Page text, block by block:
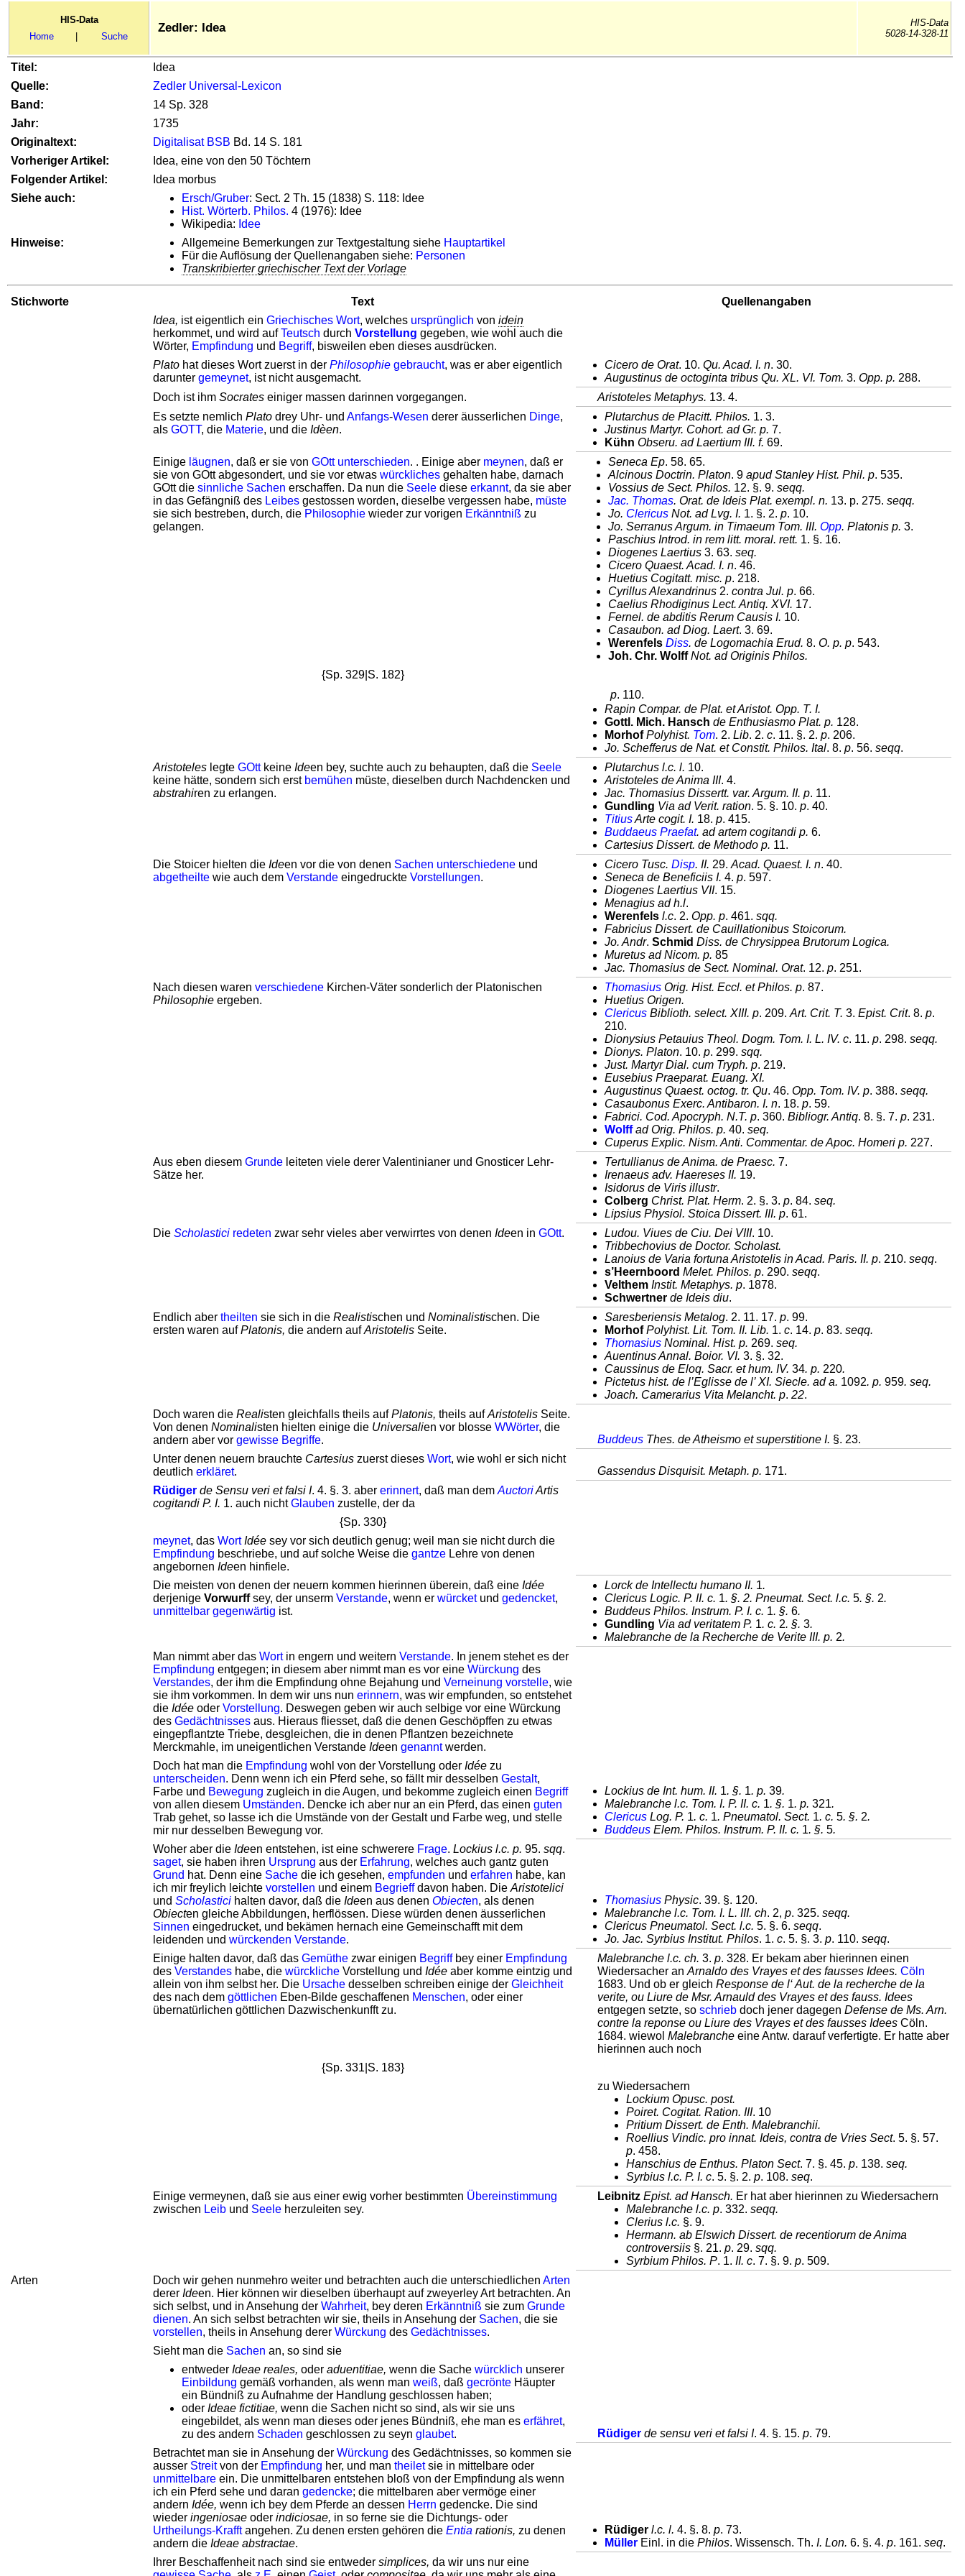
HIS-Data
Home
Suche
Zedler: Idea
HIS-Data
5028-14-328-11
Titel:
Idea
Quelle:
Zedler Universal-Lexicon
Band:
14 Sp. 328
Jahr:
1735
Originaltext:
Digitalisat BSB Bd. 14 S. 181
Vorheriger Artikel:
Idea, eine von den 50 Töchtern
Folgender Artikel:
Idea morbus
Siehe auch:
Ersch/Gruber: Sect. 2 Th. 15 (1838) S. 118: Idee
Hist. Wörterb. Philos. 4 (1976): Idee
Wikipedia: Idee
Hinweise:
Allgemeine Bemerkungen zur Textgestaltung siehe Hauptartikel
Für die Auflösung der Quellenangaben siehe: Personen
Transkribierter griechischer Text der Vorlage
Stichworte Text
Quellenangaben
Idea, ist eigentlich ein Griechisches Wort, welches ursprünglich von idein
herkommet, und wird aufTeutsch durch Vorstellung gegeben, wie wohl auch die
Wörter, Empfindung und Begriff, bisweilen eben dieses ausdrücken.
Plato hat dieses Wort zuerst in der Philosophie gebraucht, was er aber eigentlich
darunter gemeynet, ist nicht ausgemacht.
Cicero de Orat. 10. Qu. Acad. I. n. 30.
Augustinus de octoginta tribus Qu. XL. VI. Tom. 3. Opp. p. 288.
Doch ist ihm Socrates einiger massen darinnen vorgegangen. Aristoteles Metaphys. 13. 4.
Es setzte nemlich Plato drey Uhr- und Anfangs-Wesen derer äusserlichen Dinge,
als GOTT, die Materie, und die Idèen.
Plutarchus de Placitt. Philos. 1. 3.
Justinus Martyr. Cohort. ad Gr. p. 7.
Kühn Obseru. ad Laertium III. f. 69.
Einige läugnen, daß er sie von GOtt unterschieden. . Einige aber meynen, daß er
sie von GOtt abgesondert, und sie vor etwas würckliches gehalten habe, darnach
GOtt die sinnliche Sachen erschaffen. Da nun die Seele diese erkannt, da sie aber
in das Gefängniß des Leibes gestossen worden, dieselbe vergessen habe, müste
sie sich bestreben, durch, die Philosophie wieder zur vorigen Erkänntniß zu
gelangen.
Seneca Ep. 58. 65.
Alcinous Doctrin. Platon. 9 apud Stanley Hist. Phil. p. 535.
Vossius de Sect. Philos. 12. §. 9. seqq.
Jac. Thomas. Orat. de Ideis Plat. exempl. n. 13. p. 275. seqq.
Jo. Clericus Not. ad Lvg. I. 1. §. 2. p. 10.
Jo. Serranus Argum. in Timaeum Tom. III. Opp. Platonis p. 3.
Paschius Introd. in rem litt. moral. rett. 1. §. 16.
Diogenes Laertius 3. 63. seq.
Cicero Quaest. Acad. I. n. 46.
Huetius Cogitatt. misc. p. 218.
Cyrillus Alexandrinus 2. contra Jul. p. 66.
Caelius Rhodiginus Lect. Antiq. XVI. 17.
Fernel. de abditis Rerum Causis I. 10.
Casaubon. ad Diog. Laert. 3. 69.
Werenfels Diss. de Logomachia Erud. 8. O. p. p. 543.
Joh. Chr. WolffNot. ad Originis Philos.
{Sp. 329|S. 182}
p. 110.
Rapin Compar. de Plat. et Aristot. Opp. T. I.
Gottl. Mich. Hansch de Enthusiasmo Plat. p. 128.
Morhof Polyhist. Tom. 2. Lib. 2. c. 11. §. 2. p. 206.
Jo. Schefferus de Nat. et Constit. Philos. Ital. 8. p. 56. seqq.
Aristoteles legte GOttkeine Ideen bey, suchte auch zu behaupten, daß die Seele
keine hätte, sondern sich erst bemühen müste, dieselben durch Nachdencken und
abstrahiren zu erlangen.
Plutarchus l.c. l. 10.
Aristoteles de Anima III. 4.
Jac. Thomasius Dissertt. var. Argum. II. p. 11.
Gundling Via ad Verit. ration. 5. §. 10. p. 40.
TitiusArte cogit. I. 18. p. 415.
Buddaeus Praefat. ad artem cogitandi p. 6.
Cartesius Dissert. de Methodo p. 11.
Die Stoicer hielten die Ideen vor die von denen Sachen unterschiedene und
abgetheilte wie auch dem Verstande eingedruckte Vorstellungen.
Cicero Tusc. Disp. II. 29. Acad. Quaest. I. n. 40.
Seneca de Beneficiis I. 4. p. 597.
Diogenes Laertius VII. 15.
Menagius ad h.l.
Werenfels l.c. 2. Opp. p. 461. sqq.
Fabricius Dissert. de Cauillationibus Stoicorum.
Jo. Andr. Schmid Diss. de Chrysippea Brutorum Logica.
Muretus ad Nicom. p. 85
Jac. Thomasius de Sect. Nominal. Orat. 12. p. 251.
Nach diesen waren verschiedene Kirchen-Väter sonderlich der Platonischen
Philosophie ergeben.
Thomasius Orig. Hist. Eccl. et Philos. p. 87.
Huetius Origen.
Clericus Biblioth. select. XIII. p. 209. Art. Crit. T. 3. Epist. Crit. 8. p.
210.
Dionysius Petauius Theol. Dogm. Tom. I. L. IV. c. 11. p. 298. seqq.
Dionys. Platon. 10. p. 299. sqq.
Just. Martyr Dial. cum Tryph. p. 219.
Eusebius Praeparat. Euang. XI.
Augustinus Quaest. octog. tr. Qu. 46. Opp. Tom. IV. p. 388. seqq.
Casaubonus Exerc. Antibaron. I. n. 18. p. 59.
Fabrici. Cod. Apocryph. N.T. p. 360. Bibliogr. Antiq. 8. §. 7. p. 231.
Wolff ad Orig. Philos. p. 40. seq.
Cuperus Explic. Nism. Anti. Commentar. de Apoc. Homeri p. 227.
Aus eben diesem Grunde leiteten viele derer Valentinianer und Gnosticer Lehr-
Sätze her.
Tertullianus de Anima. de Praesc. 7.
Irenaeus adv. Haereses II. 19.
Isidorus de Viris illustr.
Colberg Christ. Plat. Herm. 2. §. 3. p. 84. seq.
Lipsius Physiol. Stoica Dissert. III. p. 61.
Die Scholastici redeten zwar sehr vieles aber verwirrtes von denen Ideen in GOtt. Ludou. Viues de Ciu. Dei VIII. 10.
Tribbechovius de Doctor. Scholast.
Lanoius de Varia fortuna Aristotelis in Acad. Paris. II. p. 210. seqq.
s’Heernboord Melet. Philos. p. 290. seqq.
Velthem Instit. Metaphys. p. 1878.
Schwertner de Ideis diu.
Endlich aber theilten sie sich in die Realistischen und Nominalistischen. Die
ersten waren aufPlatonis, die andern aufAristotelis Seite.
Saresberiensis Metalog. 2. 11. 17. p. 99.
Morhof Polyhist. Lit. Tom. II. Lib. 1. c. 14. p. 83. seqq.
Thomasius Nominal. Hist. p. 269. seq.
Auentinus Annal. Boior. VI. 3. §. 32.
Caussinus de Eloq. Sacr. et hum. IV. 34. p. 220.
Pictetus hist. de l’Eglisse de l’ XI. Siecle. ad a. 1092. p. 959. seq.
Joach. Camerarius Vita Melancht. p. 22.
Doch waren die Realisten gleichfalls theils aufPlatonis, theils aufAristotelis Seite.
Von denen Nominalisten hielten einige die Universalien vor blosse WWörter, die
andern aber vor gewisse Begriffe. Buddeus Thes. de Atheismo et superstitione I. §. 23.
Unter denen neuern brauchte Cartesius zuerst dieses Wort, wie wohl er sich nicht
deutlich erkläret. Gassendus Disquisit. Metaph. p. 171.
Rüdiger de Sensu veri et falsi I. 4. §. 3. aber erinnert, daß man dem AuctoriArtis
cogitandi P. I. 1. auch nichtGlauben zustelle, der da
{Sp. 330}
meynet, das Wort Idée sey vor sich deutlich genug; weil man sie nicht durch die
Empfindung beschriebe, und auf solche Weise die gantze Lehre von denen
angebornen Ideen hinfiele.
Die meisten von denen der neuern kommen hierinnen überein, daß eine Idée
derjenige Vorwurffsey, der unserm Verstande, wenn er würcketund gedencket,
unmittelbar gegenwärtig ist.
Lorck de Intellectu humano II. 1.
Clericus Logic. P. II. c. 1. §. 2. Pneumat. Sect. l.c. 5. §. 2.
Buddeus Philos. Instrum. P. I. c. 1. §. 6.
Gundling Via ad veritatem P. 1. c. 2. §. 3.
Malebranche de la Recherche de Verite III. p. 2.
Man nimmt aber das Wortin engern und weitern Verstande. In jenem stehet es der
Empfindung entgegen; in diesem aber nimmt man es vor eine Würckung des
Verstandes, der ihm die Empfindung ohne Bejahung und Verneinung vorstelle, wie
sie ihm vorkommen. In dem wir uns nun erinnern, was wir empfunden, so entstehet
die Idée oder Vorstellung. Deswegen geben wir auch selbige vor eine Würckung
des Gedächtnisses aus. Hieraus fliesset, daß die denen Geschöpffen zu etwas
eingepflantzte Triebe, desgleichen, die in denen Pflantzen bezeichnete
Merckmahle, im uneigentlichen Verstande Ideen genanntwerden.
Doch hat man die Empfindung wohl von der Vorstellung oder Idée zu
unterscheiden. Denn wenn ich ein Pferd sehe, so fällt mir desselben Gestalt,
Farbe und Bewegung zugleich in die Augen, und bekomme zugleich einen Begriff
von allen diesem Umständen. Dencke ich aber nur an ein Pferd, das einen guten
Trab gehet, so lasse ich die Umstände von der Gestalt und Farbe weg, und stelle
mir nur desselben Bewegung vor.
Lockius de Int. hum. II. 1. §. 1. p. 39.
Malebranche l.c. Tom. I. P. II. c. 1. §. 1. p. 321.
Clericus Log. P. 1. c. 1. Pneumatol. Sect. 1. c. 5. §. 2.
Buddeus Elem. Philos. Instrum. P. II. c. 1. §. 5.
Woher aber die Ideen entstehen, ist eine schwerere Frage. Lockius l.c. p. 95. sqq.
saget, sie haben ihren Ursprung aus der Erfahrung, welches auch gantz guten
Grund hat. Denn eine Sache die ich gesehen, empfunden und erfahren habe, kan
ich mir freylich leichte vorstellen und einem Begrieffdavon haben. Die Aristotelici
und Scholastici halten davor, daß die Ideen aus denen Obiecten, als denen
Obiecten gleiche Abbildungen, herflössen. Diese würden denen äusserlichen
Sinnen eingedrucket, und bekämen hernach eine Gemeinschafft mit dem
leidenden und würckenden Verstande.
Thomasius Physic. 39. §. 120.
Malebranche l.c. Tom. I. L. III. ch. 2, p. 325. seqq.
Clericus Pneumatol. Sect. l.c. 5. §. 6. seqq.
Jo. Jac. Syrbius Institut. Philos. 1. c. 5. §. 3. p. 110. seqq.
Einige halten davor, daß das Gemüthe zwar einigen Begriffbey einer Empfindung
des Verstandes habe, die würckliche Vorstellung und Idée aber komme eintzig und
allein von ihm selbst her. Die Ursache desselben schreiben einige der Gleichheit
des nach dem göttlichen Eben-Bilde geschaffenen Menschen, oder einer
übernatürlichen göttlichen Dazwischenkunfft zu.
Malebranche l.c. ch. 3. p. 328. Er bekam aber hierinnen einen
Wiedersacher an Arnaldo des Vrayes et des fausses Idees. Cöln
1683. Und ob er gleich Response de l‘ Aut. de la recherche de la
verite, ou Liure de Msr. Arnauld des Vrayes et des fauss. Idees
entgegen setzte, so schrieb doch jener dagegen Defense de Ms. Arn.
contre la reponse ou Liure des Vrayes et des fausses Idees Cöln.
1684. wiewol Malebranche eine Antw. darauf verfertigte. Er hatte aber
hierinnen auch noch
{Sp. 331|S. 183}
zu Wiedersachern
Lockium Opusc. post.
Poiret. Cogitat. Ration. III. 10
Pritium Dissert. de Enth. Malebranchii.
Roellius Vindic. pro innat. Ideis, contra de Vries Sect. 5. §. 57.
p. 458.
Hanschius de Enthus. Platon Sect. 7. §. 45. p. 138. seq.
Syrbius l.c. P. I. c. 5. §. 2. p. 108. seq.
Einige vermeynen, daß sie aus einer ewig vorher bestimmten Übereinstimmung
zwischen Leib und Seele herzuleiten sey.
Leibnitz Epist. ad Hansch. Er hat aber hierinnen zu Wiedersachern
Malebranche l.c. p. 332. seqq.
Clerius l.c. §. 9.
Hermann. ab Elswich Dissert. de recentiorum de Anima
controversiis §. 21. p. 29. sqq.
Syrbium Philos. P. 1. II. c. 7. §. 9. p. 509.
Arten
Doch wir gehen nunmehro weiter und betrachten auch die unterschiedlichen Arten
derer Ideen. Hier können wir dieselben überhaupt auf zweyerley Art betrachten. An
sich selbst, und in Ansehung der Wahrheit, bey deren Erkänntniß sie zum Grunde
dienen. An sich selbst betrachten wir sie, theils in Ansehung der Sachen, die sie
vorstellen, theils in Ansehung derer Würckung des Gedächtnisses.
Sieht man die Sachen an, so sind sie
entweder Ideae reales, oder aduentitiae, wenn die Sache würcklich unserer
Einbildung gemäß vorhanden, als wenn man weiß, daß gecrönte Häupter
ein Bündniß zu Aufnahme der Handlung geschlossen haben;
oder Ideae fictitiae, wenn die Sachen nicht so sind, als wir sie uns
eingebildet, als wenn man dieses oder jenes Bündniß, ehe man es erfähret,
zu des andern Schaden geschlossen zu seyn glaubet. Rüdiger de sensu veri et falsi I. 4. §. 15. p. 79.
Betrachtet man sie in Ansehung der Würckung des Gedächtnisses, so kommen sie
ausser Streitvon der Empfindung her, und man theiletsie in mittelbare oder
unmittelbare ein. Die unmittelbaren entstehen bloß von der Empfindung als wenn
ich ein Pferd sehe und daran gedencke; die mittelbaren aber vermöge einer
andern Idée, wenn ich bey dem Pferde an dessen Herrn gedencke. Die sind
wieder ingeniosae oder indiciosae, in so ferne sie die Dichtungs- oder
Urtheilungs-Krafftangehen. Zu denen ersten gehören die Entia rationis, zu denen
andern die Ideae abstractae.
Rüdiger l.c. l. 4. §. 8. p. 73.
Müller Einl. in die Philos. Wissensch. Th. I. Lon. 6. §. 4. p. 161. seq.
Ihrer Beschaffenheit nach sind sie entweder simplices, da wir uns nur eine